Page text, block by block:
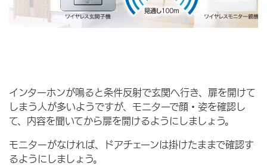
インターホンが鳴ると条件反射で玄関へ行き、扉を開けて
しまう人が多いようですが、モニターで顔・姿を確認し
て、内容を聞いてから扉を開けるようにしましょう。
モニターがなければ、ドアチェーンは掛けたままで確認す
るようにしましょう。